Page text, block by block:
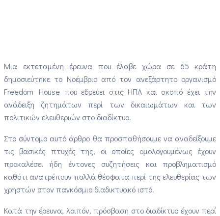
Μια εκτεταμένη έρευνα που έλαβε χώρα σε 65 κράτη
δημοσιεύτηκε το Νοέμβριο από τον ανεξάρτητο οργανισμό
Freedom House που εδρεύει στις ΗΠΑ και σκοπό έχει την
ανάδειξη ζητημάτων περί των δικαιωμάτων και των
πολιτικών ελευθεριών στο διαδίκτυο.
Στο σύντομο αυτό άρθρο θα προσπαθήσουμε να αναδείξουμε
τις βασικές πτυχές της, οι οποίες ομολογουμένως έχουν
προκαλέσει ήδη έντονες συζητήσεις και προβληματισμό
καθότι ανατρέπουν πολλά θέσφατα περί της ελευθερίας των
χρηστών στον παγκόσμιο διαδικτυακό ιστό.
Κατά την έρευνα, λοιπόν, πρόσβαση στο διαδίκτυο έχουν περί